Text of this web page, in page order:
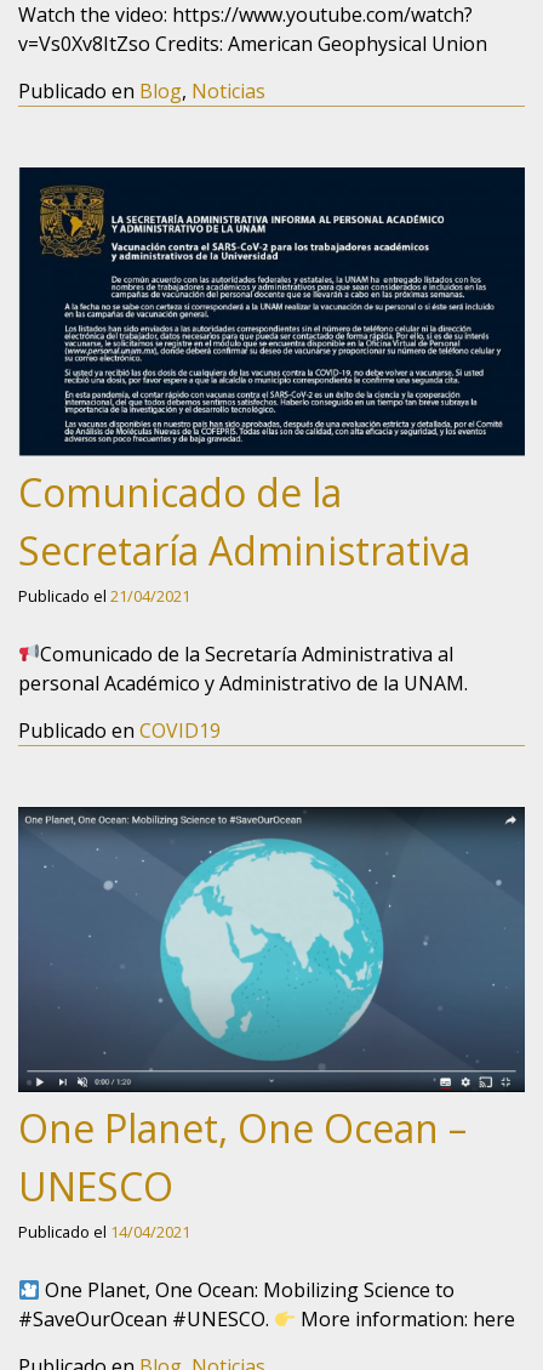
Watch the video: https://www.youtube.com/watch?
v=Vs0Xv8ItZso Credits: American Geophysical Union
Publicado en Blog, Noticias
Comunicado de la
Secretaría Administrativa
Publicado el 21/04/2021
Comunicado de la Secretaría Administrativa al
personal Académico y Administrativo de la UNAM.
Publicado en COVID19
One Planet, One Ocean –
UNESCO
Publicado el 14/04/2021
One Planet, One Ocean: Mobilizing Science to
#SaveOurOcean #UNESCO.
More information: here